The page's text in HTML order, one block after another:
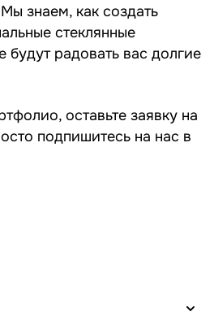
знаем, как создать
стеклянные
будут радовать вас долгие
оставьте заявку на
подпишитесь на нас в